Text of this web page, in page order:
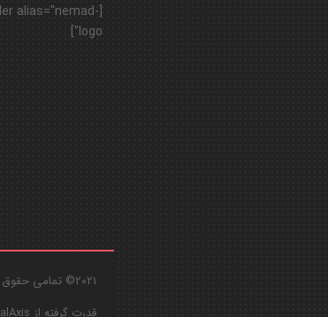
alias="nemad-
logo"]
2021© تمامی حقوق این سایت متعلق به
قدرت گرفته از